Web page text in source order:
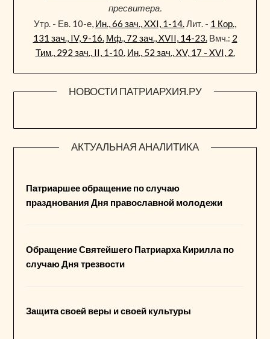
пресвитера.
Утр. - Ев. 10-е, Ин., 66 зач., XXI, 1-14.Лит. - 1 Кор.,
131 зач., IV, 9-16. Мф., 72 зач., XVII, 14-23.Вмч.: 2
Тим., 292 зач., II, 1-10. Ин., 52 зач., XV, 17 - XVI, 2.
НОВОСТИ ПАТРИАРХИЯ.РУ
АКТУАЛЬНАЯ АНАЛИТИКА
Патриаршее обращение по случаю
празднования Дня православной молодежи
Обращение Святейшего Патриарха Кирилла по
случаю Дня трезвости
Защита своей веры и своей культуры